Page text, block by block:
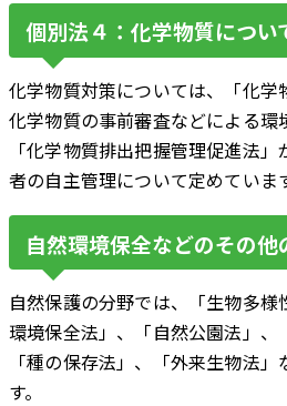
個別法４：化学物質につい
化学物質対策については、「化学
化学物質の事前審査などによる環
「化学物質排出把握管理促進法
者の自主管理について定めていま
自然環境保全などのその他
自然保護の分野では、「生物多
環境保全法」、「自然公園法」、
「種の保存法」、「外来生物法
す。